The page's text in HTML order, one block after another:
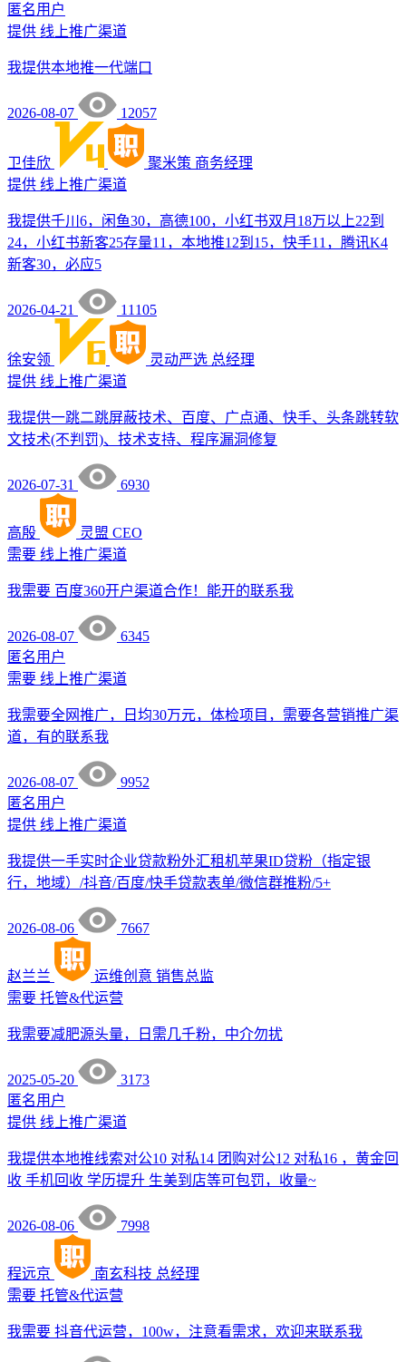
匿名用户
提供 线上推广渠道
我提供本地推一代端口
2026-08-07 12057
卫佳欣 聚米策 商务经理
提供 线上推广渠道
我提供千川6，闲鱼30，高德100，小红书双月18万以上22到
24，小红书新客25存量11，本地推12到15，快手11，腾讯K4
新客30，必应5
2026-04-21 11105
徐安领 灵动严选 总经理
提供 线上推广渠道
我提供一跳二跳屏蔽技术、百度、广点通、快手、头条跳转软
文技术(不判罚)、技术支持、程序漏洞修复
2026-07-31 6930
高殷 灵盟 CEO
需要 线上推广渠道
我需要 百度360开户渠道合作！能开的联系我
2026-08-07
6345
匿名用户
需要 线上推广渠道
我需要全网推广，日均30万元，体检项目，需要各营销推广渠
道，有的联系我
2026-08-07
9952
匿名用户
提供 线上推广渠道
我提供一手实时企业贷款粉外汇租机苹果ID贷粉（指定银
行，地域）/抖音/百度/快手贷款表单/微信群推粉/5+
2026-08-06 7667
赵兰兰 运维创意 销售总监
需要 托管&代运营
我需要减肥源头量，日需几千粉，中介勿扰
2025-05-20
3173
匿名用户
提供 线上推广渠道
我提供本地推线索对公10 对私14 团购对公12 对私16 ，黄金回
收 手机回收 学历提升 生美到店等可包罚，收量~
2026-08-06 7998
程远京 南玄科技 总经理
需要 托管&代运营
我需要 抖音代运营，100w，注意看需求，欢迎来联系我